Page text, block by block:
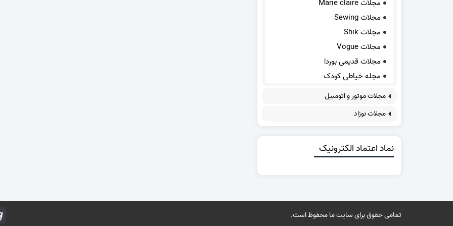
مجلات Marie claire
مجلات Sewing
مجلات Shik
مجلات Vogue
مجلات قدیمی بوردا
مجله خیاطی کودک
مجلات موتور و اتومبیل
مجلات نوزاد
نماد اعتماد الکترونیک
تمامی حقوق برای سایت ما محفوظ است.